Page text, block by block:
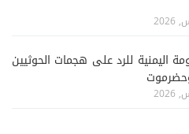
اليمنية للرد على هجمات الحوثيين